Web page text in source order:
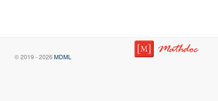
© 2019 - 2026 MDML